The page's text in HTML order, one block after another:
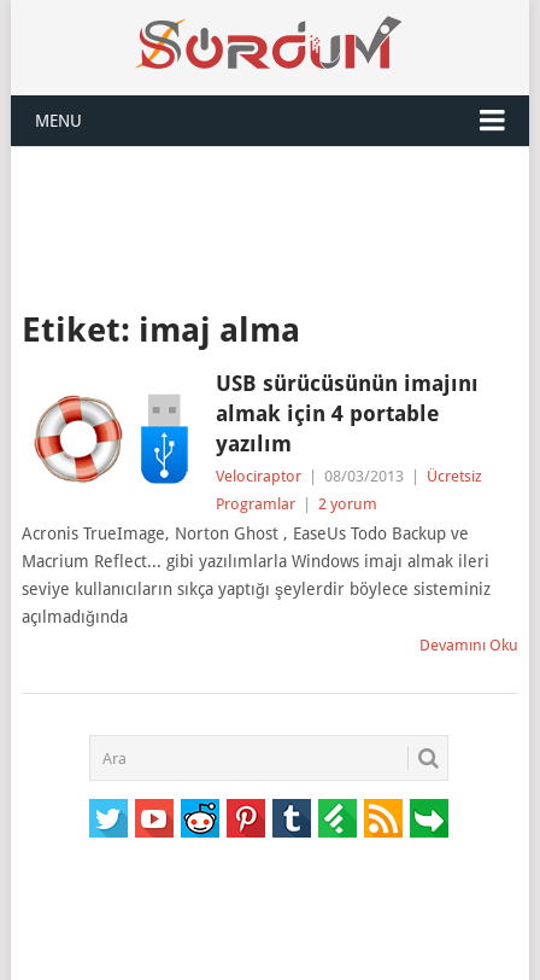
MENU
Etiket: imaj alma
USB sürücüsünün imajını
almak için 4 portable
yazılım
Velociraptor 08/03/2013
Ücretsiz
Programlar
2 yorum
Acronis TrueImage, Norton Ghost , EaseUs Todo Backup ve
Macrium Reflect... gibi yazılımlarla Windows imajı almak ileri
seviye kullanıcıların sıkça yaptığı şeylerdir böylece sisteminiz
açılmadığında
Devamını Oku